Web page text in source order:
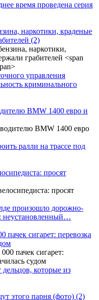
время проведена серия
наркотики, краденые
(2)
управления
криминального
BMW 1400 евро и
ралли на трассе под
просят
произошло дорожно-
неустановленный…
сигарет: перевозка
дельцов, которые из
этого парня (фото) (2)